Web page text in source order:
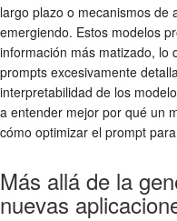
largo plazo o mecanismos de
emergiendo. Estos modelos
información más matizado, lo
prompts excesivamente
interpretabilidad de los
a entender mejor por qué un
cómo optimizar el prompt
Más allá de la
nuevas